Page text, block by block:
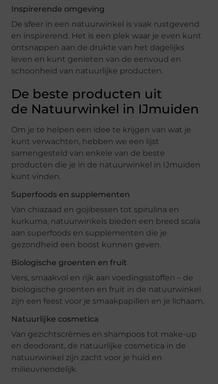
Inspirerende omgeving
De sfeer in een natuurwinkel is vaak rustgevend
en inspirerend. Het is een plek waar je even kunt
ontsnappen aan de drukte van het dagelijks
leven en kunt genieten van de eenvoud en
schoonheid van natuurlijke producten.
De beste producten uit
de Natuurwinkel in IJmuiden
Om je te helpen een idee te krijgen van wat je
kunt verwachten, hebben we een lijst
samengesteld van enkele van de beste
producten die je in de natuurwinkel in IJmuiden
kunt vinden.
Superfoods en supplementen
Van chiazaad en gojibessen tot spirulina en
kurkuma, natuurwinkels bieden een breed scala
aan superfoods en supplementen die je
gezondheid een boost kunnen geven.
Biologische groenten en fruit
Vers, smaakvol en rijk aan voedingsstoffen – de
biologische groenten en fruit in de natuurwinkel
zijn een feest voor je smaakpapillen en je lichaam.
Natuurlijke cosmetica
Van gezichtscrèmes en shampoos tot make-up
en deodorant, de natuurlijke cosmetica in de
natuurwinkel zijn zacht voor je huid en
milieuvriendelijk.